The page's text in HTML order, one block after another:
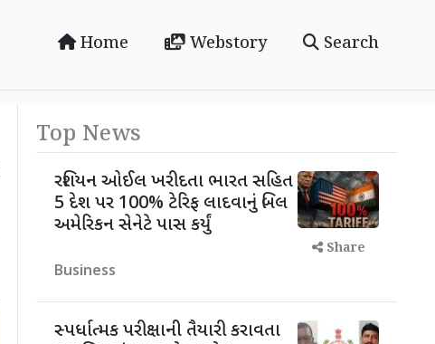
Home Webstory Search
Top News
રશિયન ઓઈલ ખરીદતા ભારત સહિત
5 દેશ પર 100% ટેરિફ લાદવાનું બિલ
અમેરિકન સેનેટે પાસ કર્યું
Business
Share
સ્પર્ધાત્મક પરીક્ષાની તૈયારી કરાવતા